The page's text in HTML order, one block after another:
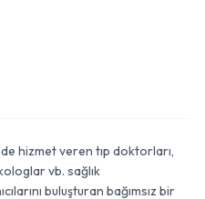
hizmet veren tıp doktorları,
vb. sağlık
buluşturan bağımsız bir